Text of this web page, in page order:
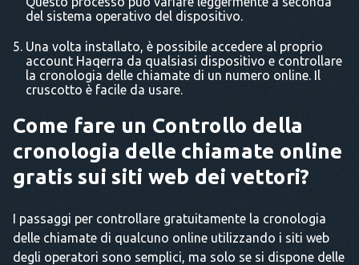
del sistema operativo del dispositivo.
Una volta installato, è possibile accedere al proprio
account Haqerra da qualsiasi dispositivo e controllare
la cronologia delle chiamate di un numero online. Il
cruscotto è facile da usare.
Come fare un Controllo della
cronologia delle chiamate online
gratis sui siti web dei vettori?
I passaggi per controllare gratuitamente la cronologia
delle chiamate di qualcuno online utilizzando i siti web
degli operatori sono semplici, ma solo se si dispone delle